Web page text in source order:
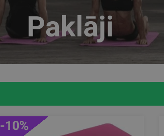
Paklāji
-10%